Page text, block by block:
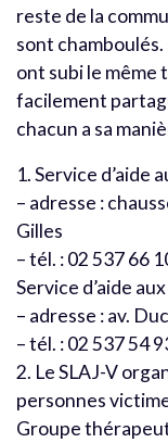
reste de la
sont
ont subi le même
facilement
chacun a sa
1. Service d’aide
– adresse :
Gilles
– tél. : 02 537 66
Service d’aide
– adresse : av.
– tél. : 02 537 54
2. Le SLAJ-V
personnes
Groupe